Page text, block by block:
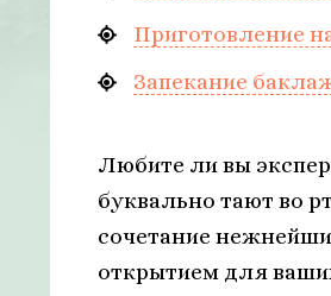
Приготовление
Запекание
Любите ли вы
буквально тают во
сочетание
открытием для